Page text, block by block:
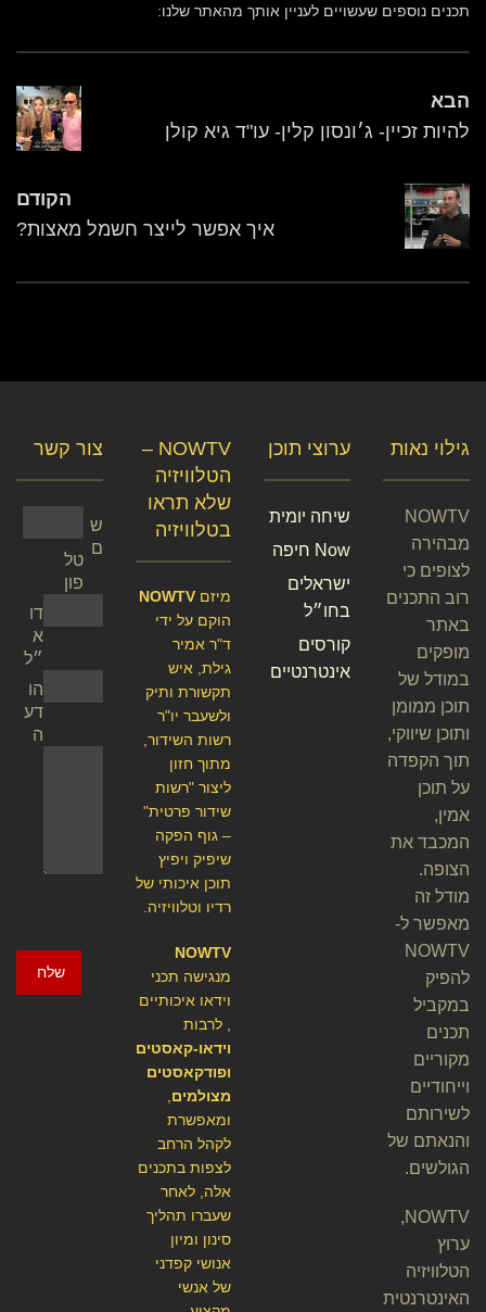
תכנים נוספים שעשויים לעניין אותך מהאתר שלנו:
הבא
להיות זכיין- ג׳ונסון קלין- עו"ד גיא קולן
הקודם
איך אפשר לייצר חשמל מאצות?
צור קשר
ש
ם
טל
פון
דו
א
״ל
הו
דע
ה
שלח
NOWTV –
הטלוויזיה
שלא תראו
בטלוויזיה
מיזם NOWTV
הוקם על ידי
ד"ר אמיר
גילת, איש
תקשורת ותיק
ולשעבר יו"ר
רשות השידור,
מתוך חזון
ליצור "רשות
שידור פרטית"
– גוף הפקה
שיפיק ויפיץ
תוכן איכותי של
רדיו וטלוויזיה.
NOWTV
מנגישה תכני
וידאו איכותיים
, לרבות
וידאו-קאסטים
ופודקאסטים
מצולמים
ומאפשרת
לקהל הרחב
לצפות בתכנים
אלה, לאחר
שעברו תהליך
סינון ומיון
אנושי קפדני
של אנשי
ערוצי תוכן
שיחה יומית
Now חיפה
ישראלים
בחו״ל
קורסים
אינטרנטיים
גילוי נאות
NOWTV
מבהירה
לצופים כי
רוב התכנים
באתר
מופקים
במודל של
תוכן ממומן
ותוכן שיווקי,
תוך הקפדה
על תוכן
אמין,
המכבד את
הצופה.
מודל זה
מאפשר ל-
NOWTV
להפיק
במקביל
תכנים
מקוריים
וייחודיים
לשירותם
והנאתם של
הגולשים.
NOWTV,
ערוץ
הטלוויזיה
האינטרנטית